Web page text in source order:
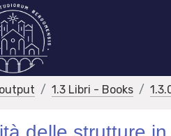
1.3 Libri - Books